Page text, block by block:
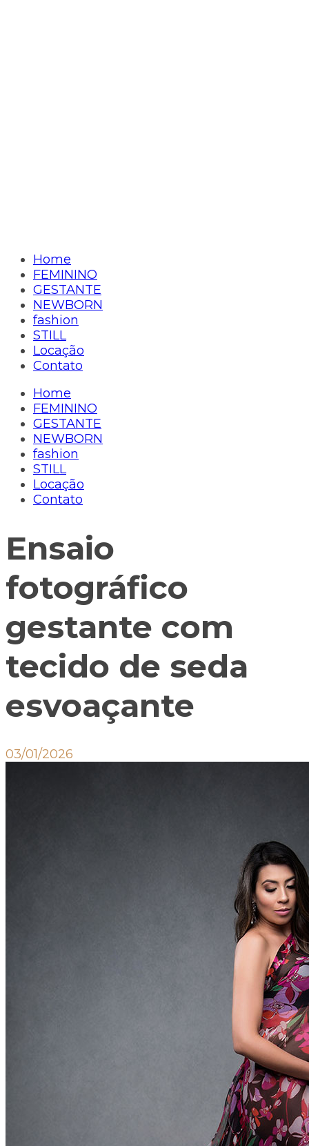
Home
FEMININO
GESTANTE
NEWBORN
fashion
STILL
Locação
Contato
Home
FEMININO
GESTANTE
NEWBORN
fashion
STILL
Locação
Contato
Ensaio
fotográfico
gestante com
tecido de seda
esvoaçante
03/01/2026